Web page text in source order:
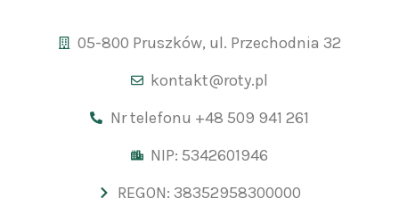
05-800 Pruszków, ul. Przechodnia 32
kontakt@roty.pl
Nr telefonu +48 509 941 261
NIP: 5342601946
REGON: 38352958300000